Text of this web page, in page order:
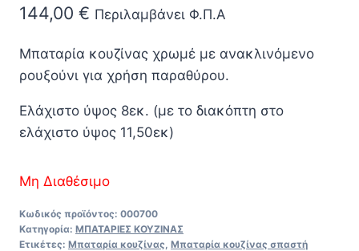
144,00 € Περιλαμβάνει Φ.Π.Α
Μπαταρία κουζίνας χρωμέ με ανακλινόμενο
ρουξούνι για χρήση παραθύρου.
Ελάχιστο ύψος 8εκ. (με το διακόπτη στο
ελάχιστο ύψος 11,50εκ)
Μη Διαθέσιμο
Κωδικός προϊόντος: 000700
Κατηγορία: ΜΠΑΤΑΡΙΕΣ ΚΟΥΖΙΝΑΣ
Ετικέτες: Μπαταρία κουζίνας Μπαταρία κουζίνας σπαστή